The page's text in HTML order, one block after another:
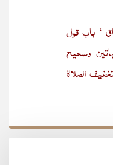
‘ باب قول
وصحیح
الصلاۃ